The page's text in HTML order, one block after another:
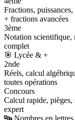
Fractions, puissances,
+ fractions avancées
3ème
Notation scientifique,
complet
🎯 Lycée & +
2nde
Réels, calcul
toutes opérations
Concours
Calcul rapide, pièges,
expert
🔤 Nombres en